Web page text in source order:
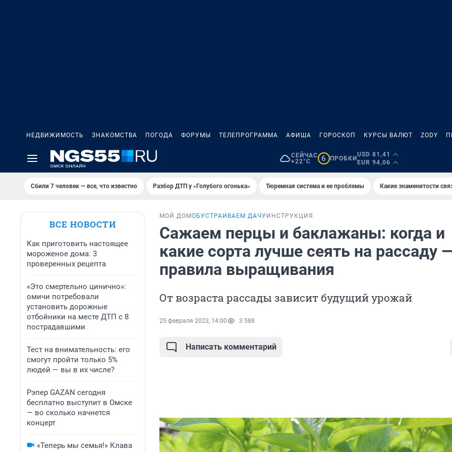
НЕДВИЖИМОСТЬ ЗНАКОМСТВА ПОГОДА ФОРУМЫ ТЕЛЕПРОГРАММА АФИША ГОРОСКОП КУРСЫ ВАЛЮТ ZODY
СЕЙЧАС
+22°C
6 ПРОБКИ
USD 81,41
EUR 94,06
Сбили 7 человек — все, что известно Разбор ДТП у «Голубого огонька» Тюремная система и ее проблемы Какие знаменитости
ВСЕ НОВОСТИ
Как приготовить настоящее
мороженое дома: 3
проверенных рецепта
«Это смертельно цинично»:
омичи потребовали
установить дорожные
отбойники на месте ДТП с 8
пострадавшими
Тест на внимательность: его
смогут пройти только 5%
людей — вы в их числе?
Рэпер GAZAN сегодня
бесплатно выступит в Омске
— во сколько начнется
концерт
«Теперь мы семья!» Клава
МОЙ ДОМОБУСТРАИВАЕМ ДАЧУ ИНСТРУКЦИЯ
Сажаем перцы и баклажаны: когда и
какие сорта лучше сеять на рассаду
правила выращивания
От возраста рассады зависит будущий урожай
25 февраля 2023, 14:00 3 588
Написать комментарий